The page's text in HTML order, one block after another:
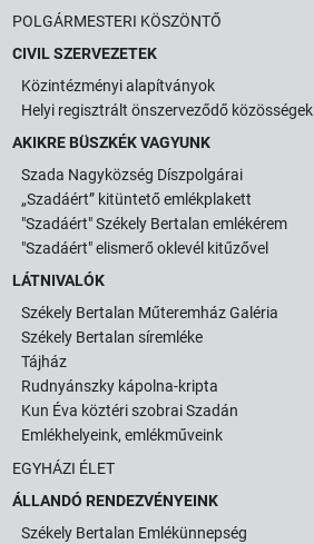
POLGÁRMESTERI KÖSZÖNTŐ
CIVIL SZERVEZETEK
Közintézményi alapítványok
Helyi regisztrált önszerveződő közösségek
AKIKRE BÜSZKÉK VAGYUNK
Szada Nagyközség Díszpolgárai
„Szadáért” kitüntető emlékplakett
"Szadáért" Székely Bertalan emlékérem
"Szadáért" elismerő oklevél kitűzővel
LÁTNIVALÓK
Székely Bertalan Műteremház Galéria
Székely Bertalan síremléke
Tájház
Rudnyánszky kápolna-kripta
Kun Éva köztéri szobrai Szadán
Emlékhelyeink, emlékműveink
EGYHÁZI ÉLET
ÁLLANDÓ RENDEZVÉNYEINK
Székely Bertalan Emlékünnepség